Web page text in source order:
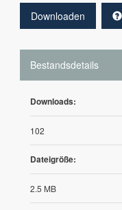
Downloaden
Bestandsdetails
Downloads:
102
Dateigröße:
2.5 MB